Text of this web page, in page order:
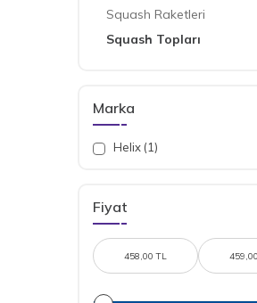
Squash Raketleri
Squash Topları
Marka
Helix (1)
Fiyat